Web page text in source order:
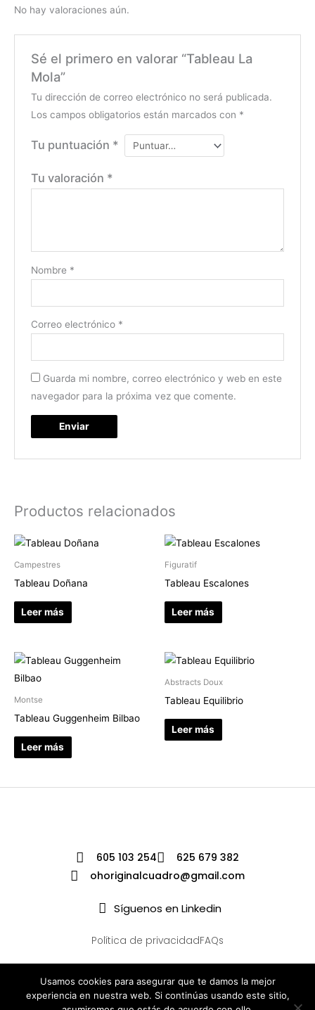
No hay valoraciones aún.
Sé el primero en valorar “Tableau La
Mola”
Tu dirección de correo electrónico no será publicada.
Los campos obligatorios están marcados con *
Tu puntuación *
Tu valoración *
Nombre *
Correo electrónico *
Guarda mi nombre, correo electrónico y web en este
navegador para la próxima vez que comente.
Productos relacionados
Campestres
Tableau Doñana
Leer más
Figuratif
Tableau Escalones
Leer más
Montse
Tableau Guggenheim Bilbao
Leer más
Abstracts Doux
Tableau Equilibrio
Leer más
605 103 254
625 679 382
ohoriginalcuadro@gmail.com
Síguenos en Linkedin
Política de privacidadFAQs
Usamos cookies para asegurar que te damos la mejor
experiencia en nuestra web. Si continúas usando este sitio,